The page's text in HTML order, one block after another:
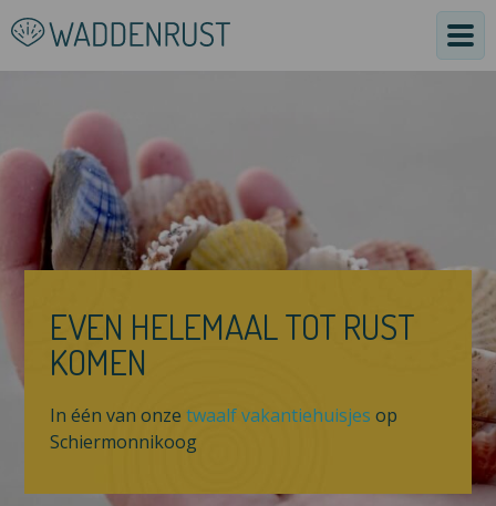
EVEN HELEMAAL TOT RUST
KOMEN
In één van onze twaalf vakantiehuisjes op
Schiermonnikoog